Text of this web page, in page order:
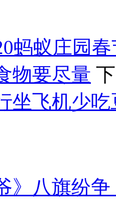
蚂蚁庄园
物要尽量
坐飞机少
》八旗纷